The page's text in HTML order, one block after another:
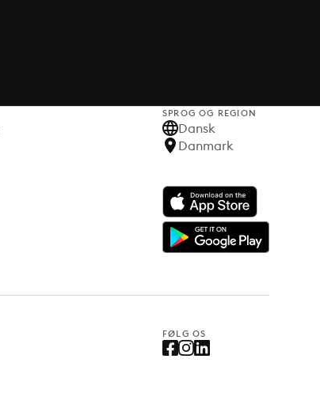
SPROG OG REGION
Dansk
Danmark
FØLG OS